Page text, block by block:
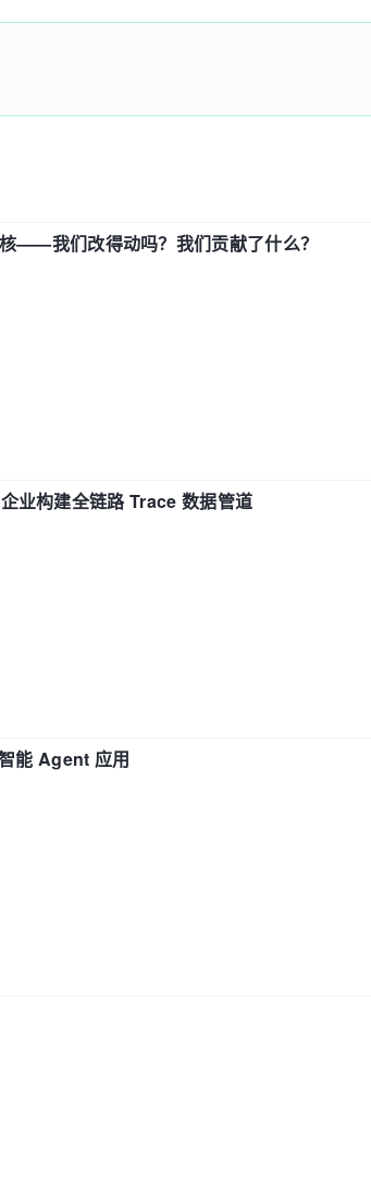
——我们改得动吗？我们贡献了什么？
业构建全链路 Trace 数据管道
能 Agent 应用